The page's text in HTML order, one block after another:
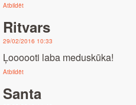
Atbildēt
Ritvars
29/02/2016 10:33
Ļoooooti laba meduskūka!
Atbildēt
Santa